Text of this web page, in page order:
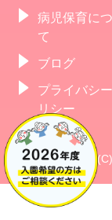
病児保育に
て
ブログ
プライバシ
リシー